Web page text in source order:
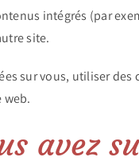
intégrés (par
site.
sur vous, utiliser
web.
avez